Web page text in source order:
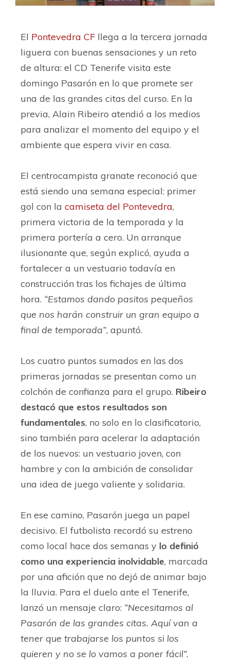
El Pontevedra CF llega a la tercera jornada
liguera con buenas sensaciones y un reto
de altura: el CD Tenerife visita este
domingo Pasarón en lo que promete ser
una de las grandes citas del curso. En la
previa, Alain Ribeiro atendió a los medios
para analizar el momento del equipo y el
ambiente que espera vivir en casa.
El centrocampista granate reconoció que
está siendo una semana especial: primer
gol con la camiseta del Pontevedra,
primera victoria de la temporada y la
primera portería a cero. Un arranque
ilusionante que, según explicó, ayuda a
fortalecer a un vestuario todavía en
construcción tras los fichajes de última
hora. “Estamos dando pasitos pequeños
que nos harán construir un gran equipo a
final de temporada”, apuntó.
Los cuatro puntos sumados en las dos
primeras jornadas se presentan como un
colchón de confianza para el grupo. Ribeiro
destacó que estos resultados son
fundamentales, no solo en lo clasificatorio,
sino también para acelerar la adaptación
de los nuevos: un vestuario joven, con
hambre y con la ambición de consolidar
una idea de juego valiente y solidaria.
En ese camino, Pasarón juega un papel
decisivo. El futbolista recordó su estreno
como local hace dos semanas y lo definió
como una experiencia inolvidable, marcada
por una afición que no dejó de animar bajo
la lluvia. Para el duelo ante el Tenerife,
lanzó un mensaje claro: “Necesitamos al
Pasarón de las grandes citas. Aquí van a
tener que trabajarse los puntos si los
quieren y no se lo vamos a poner fácil”.